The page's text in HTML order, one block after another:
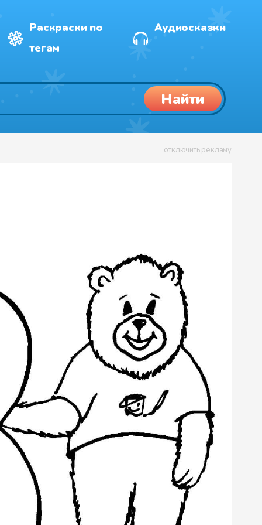
Раскраски по
тегам
Аудиосказки
Найти
отключить рекламу